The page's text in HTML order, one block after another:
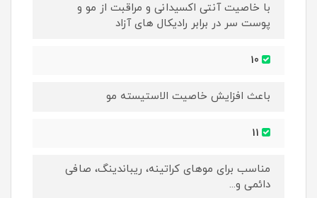
با خاصیت آنتی اکسیدانی و مراقبت از مو و
پوست سر در برابر رادیکال های آزاد
باعث افزایش خاصیت الاستیسته مو
مناسب برای موهای کراتینه، ریباندینگ، صافی
دائمی و...